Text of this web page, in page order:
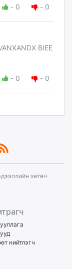
- 0 - 0
BIEE
- 0 - 0
хөтөч
нийтлэгч